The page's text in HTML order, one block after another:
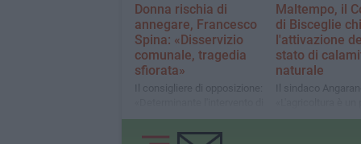
Donna rischia di
annegare, Francesco
Spina: «Disservizio
comunale, tragedia
sfiorata»
Il consigliere di opposizione:
un carabiniere fuori servizio.
Accertato l'inadempimento
Maltempo, il
di Bisceglie
l'attivazione
stato di
naturale
Il sindaco
«L'agricoltura è
della nostra